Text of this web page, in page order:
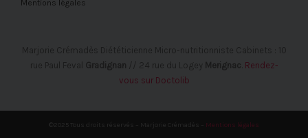
Mentions légales
Marjorie Crémadès Diététicienne Micro-nutritionniste Cabinets : 10
rue Paul Feval Gradignan // 24 rue du Logey Merignac Rendez-
vous sur Doctolib
©2025 Tous droits réservés – Marjorie Crémadès – Mentions légales